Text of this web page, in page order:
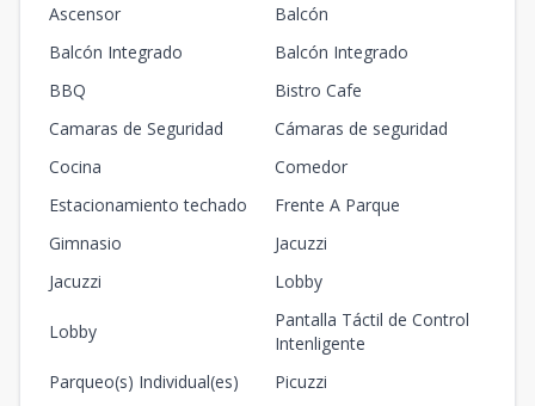
Ascensor
Balcón
Balcón Integrado
Balcón Integrado
BBQ
Bistro Cafe
Camaras de Seguridad
Cámaras de seguridad
Cocina
Comedor
Estacionamiento techado
Frente A Parque
Gimnasio
Jacuzzi
Jacuzzi
Lobby
Lobby
Pantalla Táctil de Control
Intenligente
Parqueo(s) Individual(es)
Picuzzi